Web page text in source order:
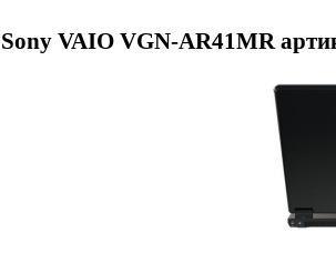
Sony VAIO VGN-AR41MR